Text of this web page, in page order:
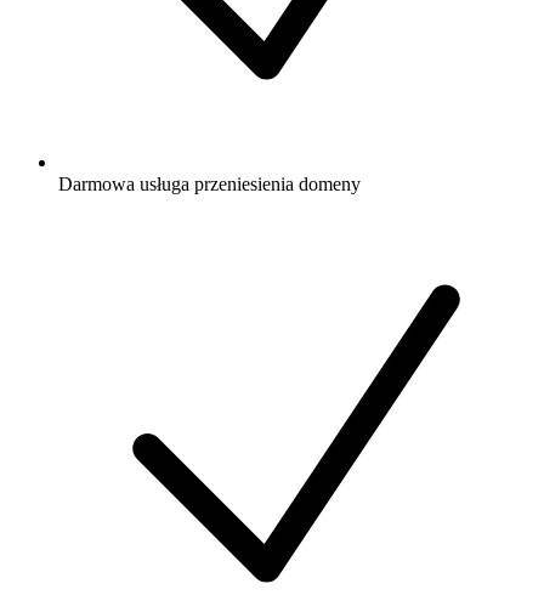
Darmowa usługa przeniesienia domeny